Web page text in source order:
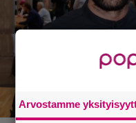
Arvostamme